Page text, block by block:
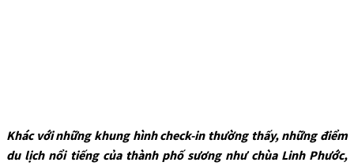
Khác với những khung hình check-in thường thấy, những điểm
du lịch nổi tiếng của thành phố sương như chùa Linh Phước,